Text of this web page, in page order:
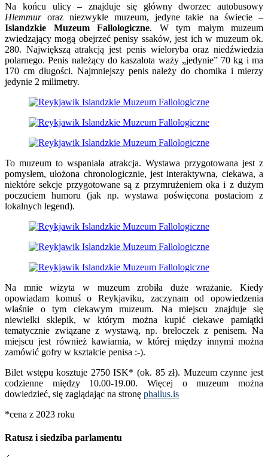
Na końcu ulicy – znajduje się główny dworzec autobusowy
Hlemmuroraz niezwykłe muzeum, jedyne takie na świecie –
Islandzkie Muzeum Fallologiczne. W tym małym muzeum
zwiedzający mogą obejrzeć penisy ssaków, jest ich w muzeum ok.
280. Największą atrakcją jest penis wieloryba oraz niedźwiedzia
polarnego. Penis należący do kaszalota waży „jedynie” 70 kg i ma
170 cm długości. Najmniejszy penis należy do chomika i mierzy
jedynie 2 milimetry.
To muzeum to wspaniała atrakcja. Wystawa przygotowana jest z
pomysłem, ułożona chronologicznie, jest interaktywna, ciekawa, a
niektóre sekcje przygotowane są z przymrużeniem oka i z dużym
poczuciem humoru (jak np. wystawa poświęcona postaciom z
lokalnych legend).
Na mnie wizyta w muzeum zrobiła duże wrażanie. Kiedy
opowiadam komuś o Reykjaviku, zaczynam od opowiedzenia
właśnie o tym ciekawym muzeum. Na miejscu znajduje się
niewielki sklepik, w którym można kupić ciekawe pamiątki
tematycznie związane z wystawą, np. breloczek z penisem. Na
miejscu jest również kawiarnia, w której między innymi można
zamówić gofry w kształcie penisa :-).
Bilet wstępu kosztuje 2750 ISK* (ok. 85 zł). Muzeum czynne jest
codzienne między 10.00-19.00. Więcej o muzeum można
dowiedzieć, się zaglądając na stronę phallus.is
*cena z 2023 roku
Ratusz i siedziba parlamentu